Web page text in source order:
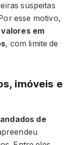
suspeitas
esse motivo,
em
, com limite de
imóveis e
de